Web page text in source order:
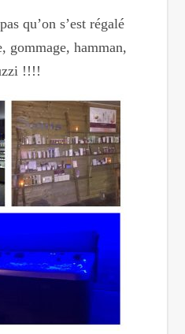
qu’on s’est régalé
gommage, hamman,
!!!!